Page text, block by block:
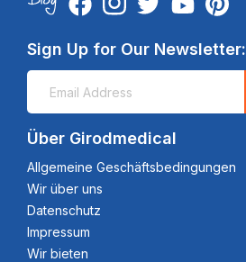
Sign Up for Our Newsletter:
Über Girodmedical
Allgemeine Geschäftsbedingungen
Wir über uns
Datenschutz
Impressum
Wir bieten